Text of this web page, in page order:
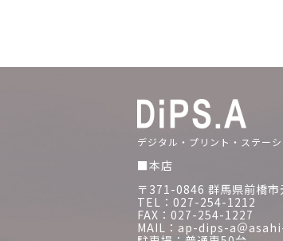
デジタル・プリント・ステー
■本店
〒371-0846 群馬県前橋市
TEL：027-254-1212
FAX：027-254-1227
MAIL：ap-dips-a＠